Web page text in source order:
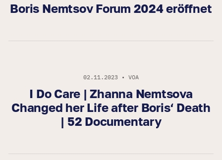
Boris Nemtsov Forum 2024 eröffnet
02.11.2023 • VOA
I Do Care | Zhanna Nemtsova
Changed her Life after Boris‘ Death
| 52 Documentary